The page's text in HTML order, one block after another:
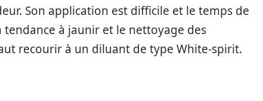
Son application est difficile et le temps de
à jaunir et le nettoyage des
recourir à un diluant de type White-spirit.